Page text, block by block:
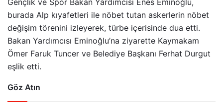
burada Alp kıyafetleri ile nöbet tutan askerlerin nöbet
değişim törenini izleyerek, türbe içerisinde dua etti.
Bakan Yardımcısı Eminoğlu’na ziyarette Kaymakam
Ömer Faruk Tuncer ve Belediye Başkanı Ferhat Durgut
eşlik etti.
Göz Atın